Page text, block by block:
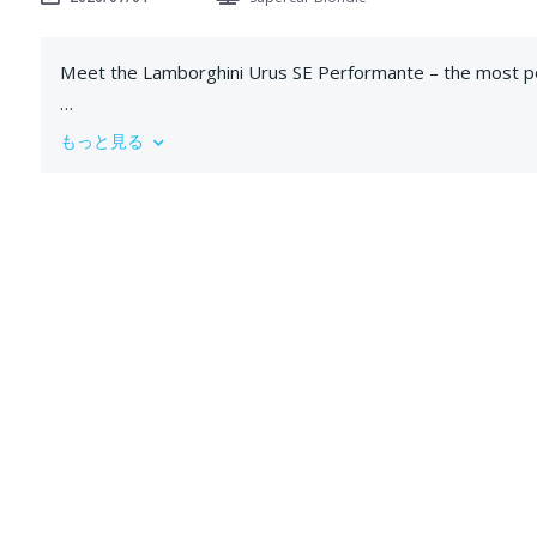
Meet the Lamborghini Urus SE Performante – the most
We welcome our new presenter, Cloe to the channel
もっと見る